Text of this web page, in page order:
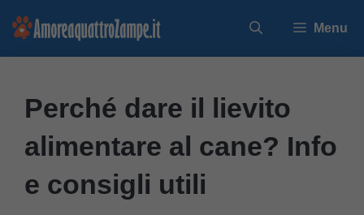
Vai
Menu
Perché dare il lievito
alimentare al cane? Info
e consigli utili